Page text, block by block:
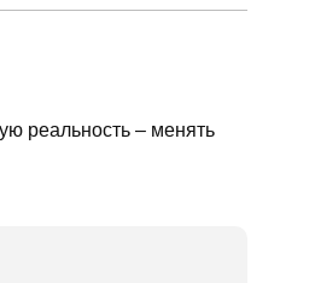
реальность – менять